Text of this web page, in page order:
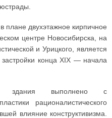
двухэтажное кирпичное
центре Новосибирска, на
и Урицкого, является
конца XIX — начала
здания выполнено с
рационалистического
влияние конструктивизма.